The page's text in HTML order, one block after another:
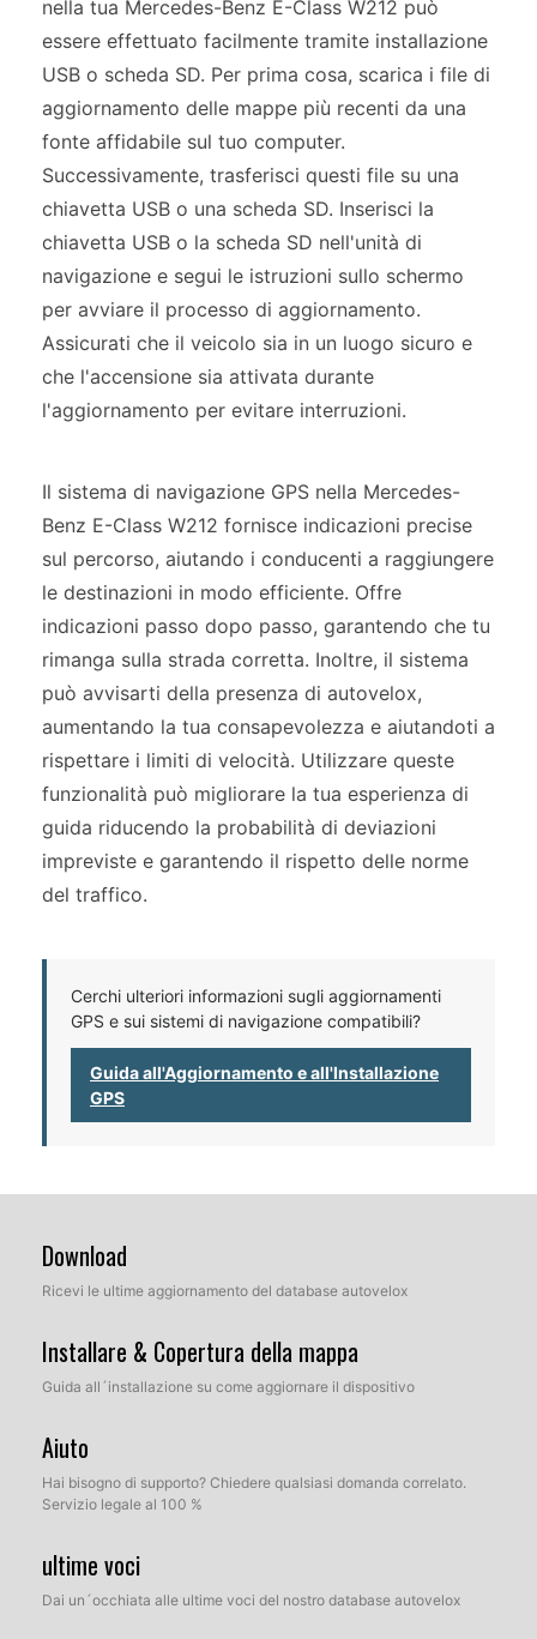
nella tua Mercedes-Benz E-Class W212 può
essere effettuato facilmente tramite installazione
USB o scheda SD. Per prima cosa, scarica i file di
aggiornamento delle mappe più recenti da una
fonte affidabile sul tuo computer.
Successivamente, trasferisci questi file su una
chiavetta USB o una scheda SD. Inserisci la
chiavetta USB o la scheda SD nell'unità di
navigazione e segui le istruzioni sullo schermo
per avviare il processo di aggiornamento.
Assicurati che il veicolo sia in un luogo sicuro e
che l'accensione sia attivata durante
l'aggiornamento per evitare interruzioni.
Il sistema di navigazione GPS nella Mercedes-
Benz E-Class W212 fornisce indicazioni precise
sul percorso, aiutando i conducenti a raggiungere
le destinazioni in modo efficiente. Offre
indicazioni passo dopo passo, garantendo che tu
rimanga sulla strada corretta. Inoltre, il sistema
può avvisarti della presenza di autovelox,
aumentando la tua consapevolezza e aiutandoti a
rispettare i limiti di velocità. Utilizzare queste
funzionalità può migliorare la tua esperienza di
guida riducendo la probabilità di deviazioni
impreviste e garantendo il rispetto delle norme
del traffico.
Cerchi ulteriori informazioni sugli aggiornamenti
GPS e sui sistemi di navigazione compatibili?
Guida all'Aggiornamento e all'Installazione
GPS
Download
Ricevi le ultime aggiornamento del database autovelox
Installare & Copertura della mappa
Guida all´installazione su come aggiornare il dispositivo
Aiuto
Hai bisogno di supporto? Chiedere qualsiasi domanda correlato.
Servizio legale al 100 %
ultime voci
Dai un´occhiata alle ultime voci del nostro database autovelox